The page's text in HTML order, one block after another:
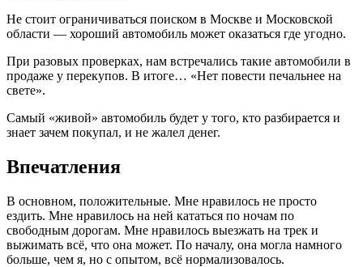
Не стоит ограничиваться поиском в Москве и Московской
области — хороший автомобиль может оказаться где угодно.
При разовых проверках, нам встречались такие автомобили в
продаже у перекупов. В итоге… «Нет повести печальнее на
свете».
Самый «живой» автомобиль будет у того, кто разбирается и
знает зачем покупал, и не жалел денег.
Впечатления
В основном, положительные. Мне нравилось не просто
ездить. Мне нравилось на ней кататься по ночам по
свободным дорогам. Мне нравилось выезжать на трек и
выжимать всё, что она может. По началу, она могла намного
больше, чем я, но с опытом, всё нормализовалось.